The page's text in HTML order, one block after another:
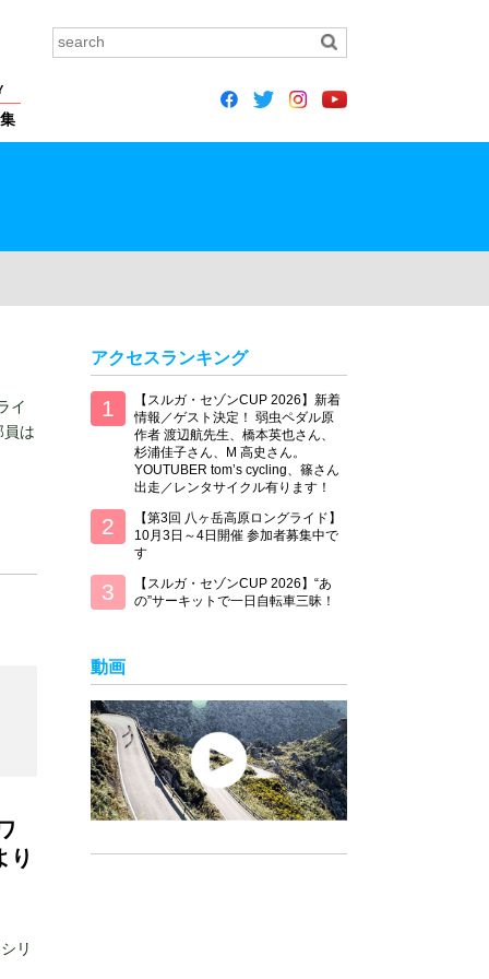
イ
員は
り
リ
アクセスランキング
【スルガ・セゾンCUP 2026】新着
情報／ゲスト決定！ 弱虫ペダル原
作者 渡辺航先生、橋本英也さん、
杉浦佳子さん、M 高史さん。
YOUTUBER tom’s cycling、篠さん
出走／レンタサイクル有ります！
【第3回 八ヶ岳高原ロングライド】
10月3日～4日開催 参加者募集中で
す
【スルガ・セゾンCUP 2026】“あ
の”サーキットで一日自転車三昧！
動画